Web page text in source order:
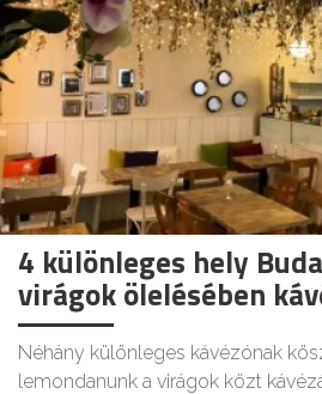
4 különleges hely
virágok ölelésében
Néhány különleges kávézónak
lemondanunk a virágok közt